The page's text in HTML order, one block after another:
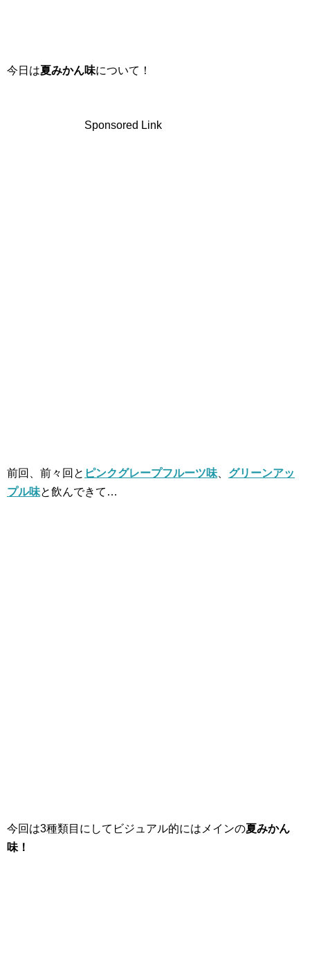
今日は夏みかん味について！
Sponsored Link
前回、前々回と ピンクグレープフルーツ味
グリーンアッ
プル味と飲んできて…
今回は3種類目にしてビジュアル的にはメインの夏みかん
味！